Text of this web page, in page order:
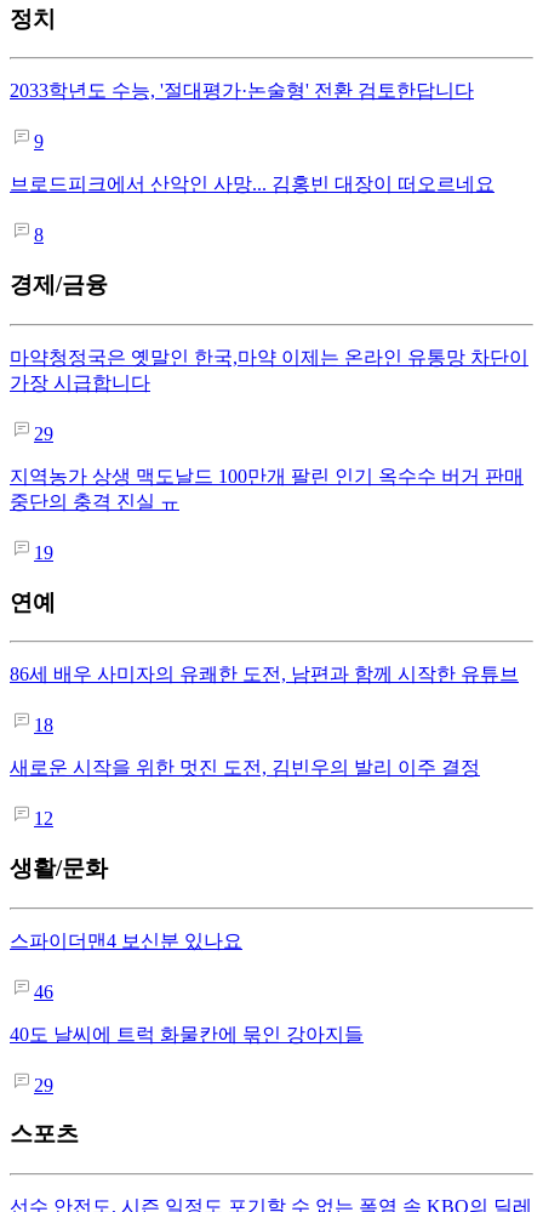
정치
2033학년도 수능, '절대평가·논술형' 전환 검토한답니다
9
브로드피크에서 산악인 사망... 김홍빈 대장이 떠오르네요
8
경제/금융
마약청정국은 옛말인 한국,마약 이제는 온라인 유통망 차단이
가장 시급합니다
29
지역농가 상생 맥도날드 100만개 팔린 인기 옥수수 버거 판매
중단의 충격 진실 ㅠ
19
연예
86세 배우 사미자의 유쾌한 도전, 남편과 함께 시작한 유튜브
18
새로운 시작을 위한 멋진 도전, 김빈우의 발리 이주 결정
12
생활/문화
스파이더맨4 보신분 있나요
46
40도 날씨에 트럭 화물칸에 묶인 강아지들
29
스포츠
선수 안전도, 시즌 일정도 포기할 수 없는 폭염 속 KBO의 딜레